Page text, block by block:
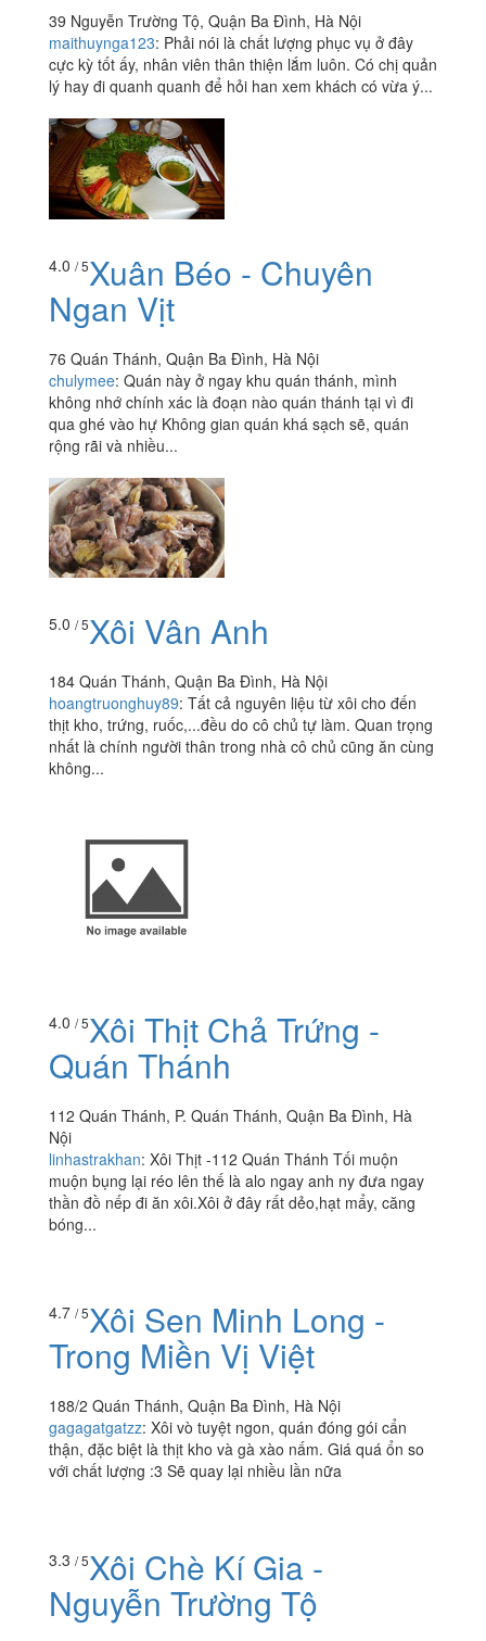
39 Nguyễn Trường Tộ, Quận Ba Đình, Hà Nội
maithuynga123: Phải nói là chất lượng phục vụ ở đây
cực kỳ tốt ấy, nhân viên thân thiện lắm luôn. Có chị quản
lý hay đi quanh quanh để hỏi han xem khách có vừa ý...
4.0 / 5Xuân Béo - Chuyên
Ngan Vịt
76 Quán Thánh, Quận Ba Đình, Hà Nội
chulymee: Quán này ở ngay khu quán thánh, mình
không nhớ chính xác là đoạn nào quán thánh tại vì đi
qua ghé vào hự Không gian quán khá sạch sẽ, quán
rộng rãi và nhiều...
5.0 / 5Xôi Vân Anh
184 Quán Thánh, Quận Ba Đình, Hà Nội
hoangtruonghuy89: Tất cả nguyên liệu từ xôi cho đến
thịt kho, trứng, ruốc,...đều do cô chủ tự làm. Quan trọng
nhất là chính người thân trong nhà cô chủ cũng ăn cùng
không...
4.0 / 5Xôi Thịt Chả Trứng -
Quán Thánh
112 Quán Thánh, P. Quán Thánh, Quận Ba Đình, Hà
Nội
linhastrakhan: Xôi Thịt -112 Quán Thánh Tối muộn
muộn bụng lại réo lên thế là alo ngay anh ny đưa ngay
thần đồ nếp đi ăn xôi.Xôi ở đây rất dẻo,hạt mẩy, căng
bóng...
4.7/ 5Xôi Sen Minh Long -
Trong Miền Vị Việt
với chất lượng :3 Sẽ quay lại nhiều lần nữa